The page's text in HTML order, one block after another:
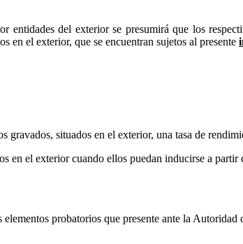
del exterior se presumirá que los
en el exterior, que se encuentran sujetos al presente
situados en el exterior, una tasa de
en el exterior cuando ellos puedan inducirse a
probatorios que presente ante la Autoridad